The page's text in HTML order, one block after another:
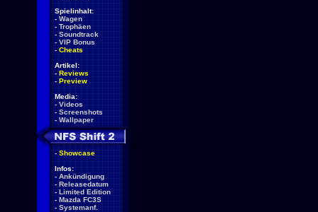
Spielinhalt:
- Wagen
- Trophäen
- Soundtrack
- VIP Bonus
- Cheats
Artikel:
- Reviews
- Preview
Media:
- Videos
- Screenshots
- Wallpaper
- Showcase
Infos:
- Ankündigung
- Releasedatum
- Limited Edition
- Mazda FC3S
- Systemanf.